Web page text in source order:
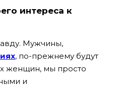
интереса к
Мужчины,
, по-прежнему будут
женщин, мы просто
и